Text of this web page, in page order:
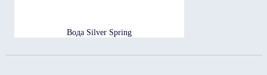
Вода Silver Spring